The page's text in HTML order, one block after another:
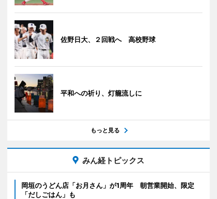
佐野日大、２回戦へ 高校野球
平和への祈り、灯籠流しに
もっと見る
みん経トピックス
岡垣のうどん店「お月さん」が1周年 朝営業開始、限定
「だしごはん」も